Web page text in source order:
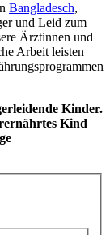
Bangla­desch,
und Leid zum
Ärzt­innen und
Arbeit leisten
Kinder.
Kind